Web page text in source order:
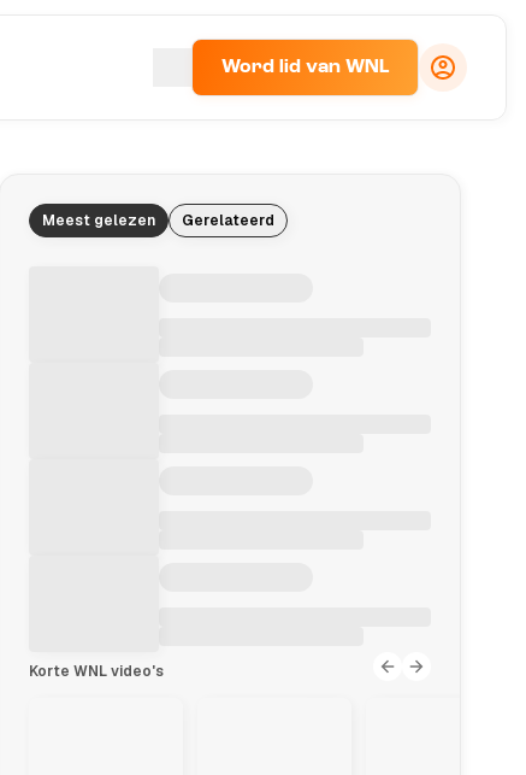
Word lid van WNL
Meest gelezen Gerelateerd
Korte WNL video's